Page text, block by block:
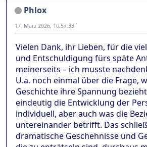
Phlox
17. März 2026, 10:57:33
Vielen Dank, ihr Lieben, für die
und Entschuldigung fürs späte
meinerseits – ich musste
U.a. noch einmal über die Frage,
Geschichte ihre Spannung
eindeutig die Entwicklung der
individuell, aber auch was die
untereinander betrifft. Das
dramatische Geschehnisse und